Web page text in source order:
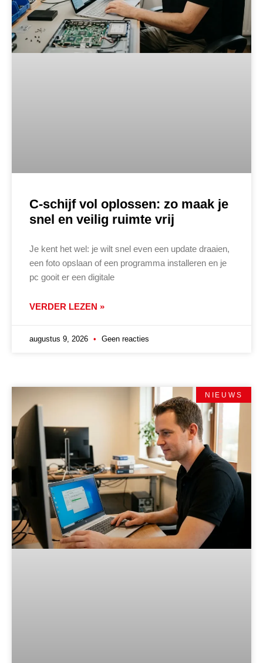
C-schijf vol oplossen: zo maak je
snel en veilig ruimte vrij
Je kent het wel: je wilt snel even een update draaien,
een foto opslaan of een programma installeren en je
pc gooit er een digitale
VERDER LEZEN »
augustus 9, 2026 Geen reacties
NIEUWS